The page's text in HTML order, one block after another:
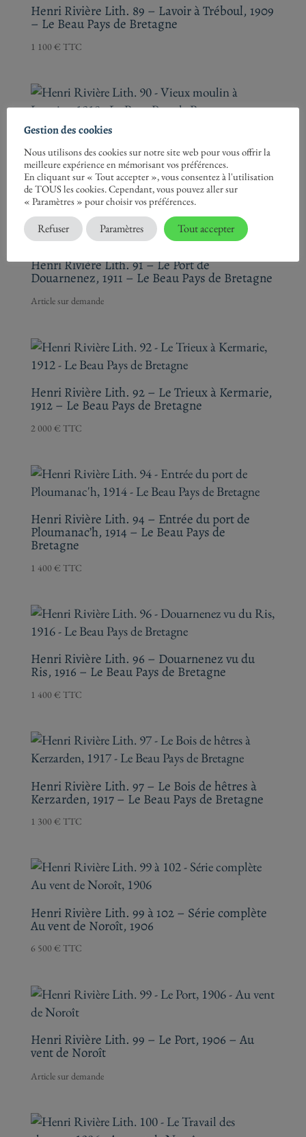
Henri Rivière Lith. 89 – Lavoir à Tréboul, 1909
– Le Beau Pays de Bretagne
1 100€ TTC
Henri Rivière Lith. 90 – Vieux moulin à
Loguivy, 1910 – Le Beau Pays de Bretagne
1 400€TTC
Henri Rivière Lith. 91 – Le Port de
Douarnenez, 1911 – Le Beau Pays de Bretagne
Henri Rivière Lith. 92 – Le Trieux à Kermarie,
1912 – Le Beau Pays de Bretagne
2 000€ TTC
Henri Rivière Lith. 94 – Entrée du port de
Ploumanac’h, 1914 – Le Beau Pays de
Bretagne
1 400€ TTC
Henri Rivière Lith. 96 – Douarnenez vu du
Ris, 1916 – Le Beau Pays de Bretagne
1 400€ TTC
Henri Rivière Lith. 97 – Le Bois de hêtres à
Kerzarden, 1917 – Le Beau Pays de Bretagne
1 300€ TTC
Henri Rivière Lith. 99 à 102 – Série complète
Au vent de Noroît, 1906
6 500€ TTC
Henri Rivière Lith. 99 – Le Port, 1906 – Au
vent de Noroît
Gestion des cookies
Nous utilisons des cookies sur notre site web pour vous offrir la
meilleure expérience en mémorisant vos préférences.
En cliquant sur « Tout accepter », vous consentez à l'utilisation
de TOUS les cookies. Cependant, vous pouvez aller sur
« Paramètres » pour choisir vos préférences.
Refuser Paramètres Tout accepter